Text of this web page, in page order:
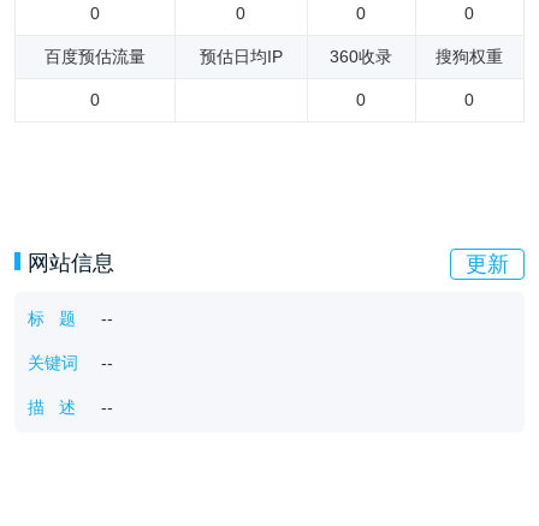
0 0 0 0
百度预估流量 预估日均IP 360收录 搜狗权重
0 0 0
网站信息 更新
标 题 --
关键词 --
描 述 --